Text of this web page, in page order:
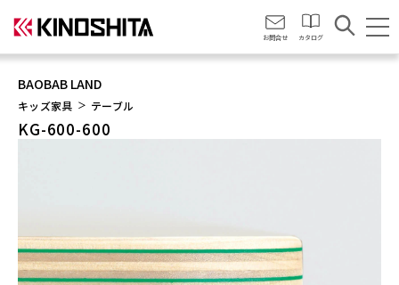
お問合せ カタログ
BAOBAB LAND
キッズ家具 テーブル
KG-600-600